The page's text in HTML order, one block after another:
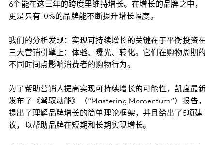
6个能在这三年的跨度里维持增长。在增长的品牌之中，
更是只有10%的品牌能不断提升增长幅度。
我们的分析发现：实现可持续增长的关键在于平衡投资在
三大营销引擎上：体验、曝光、转化。它们在购物周期的
不同时间点影响消费者的购物行为。
为了帮助营销人提高实现可持续增长的可能性，凯度最新
发布了《驾驭动能》（“Mastering Momentum”）报告，
提出了理解品牌增长的简单理论框架，并且给出了5项建
议，以帮助品牌在短期和长期实现增长。